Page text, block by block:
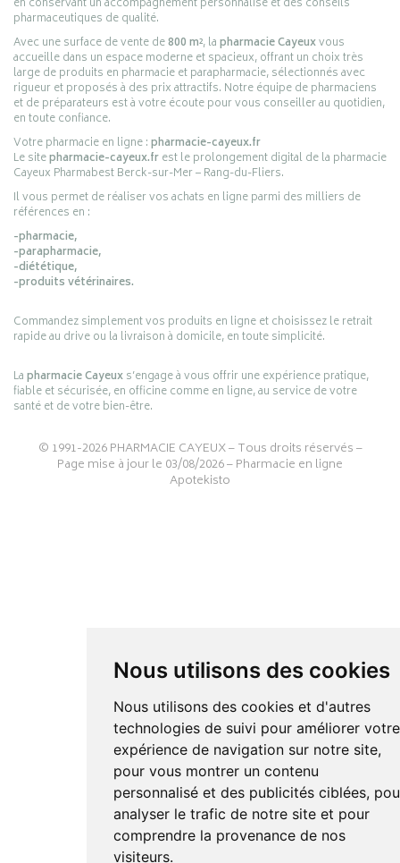
Nous utilisons des cookies
Nous utilisons des cookies et d'autres
technologies de suivi pour améliorer votre
expérience de navigation sur notre site,
pour vous montrer un contenu
personnalisé et des publicités ciblées,
analyser le trafic de notre site et pour
comprendre la provenance de nos
visiteurs.
en conservant un accompagnement personnalisé et des conseils
pharmaceutiques de qualité.
Avec une surface de vente de800 m², lapharmacie Cayeuxvous
accueille dans un espace moderne et spacieux, offrant un choix très
large de produits en pharmacie et parapharmacie, sélectionnés avec
rigueur et proposés à des prix attractifs. Notre équipe de pharmaciens
et de préparateurs est à votre écoute pour vous conseiller au quotidien,
en toute confiance.
Votre pharmacie en ligne :pharmacie-cayeux.fr
Le sitepharmacie-cayeux.frest le prolongement digital de la pharmacie
Cayeux Pharmabest Berck-sur-Mer – Rang-du-Fliers.
Il vous permet de réaliser vos achats en ligne parmi des milliers de
références en :
-pharmacie,
-parapharmacie,
-diététique,
-produits vétérinaires.
Commandez simplement vos produits en ligne et choisissez le retrait
rapide au drive ou la livraison à domicile, en toute simplicité.
Lapharmacie Cayeuxs’engage à vous offrir une expérience pratique,
fiable et sécurisée, en officine comme en ligne, au service de votre
santé et de votre bien-être.
© 1991-2026PHARMACIE CAYEUX– Tous droits réservés –
Page mise à jour le 03/08/2026 –Pharmacie en ligne
Apotekisto